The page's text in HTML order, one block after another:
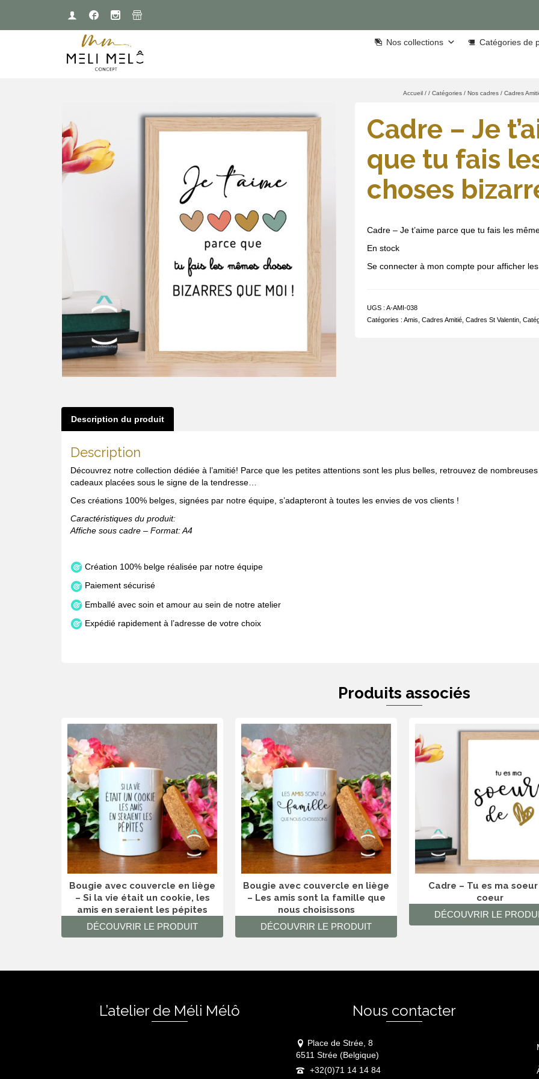
Nos collections Catégories de
Accueil / / Catégories / Nos cadres / Cadres
Cadre – Je
que tu fais
choses
Cadre – Je t’aime parce que tu fais les
En stock
Se connecter à mon compte pour afficher
UGS : A-AMI-038
Catégories : Amis Cadres Amitié, Cadres St Valentin,
Description du produit
Description
Découvrez notre collection dédiée à l’amitié! Parce que les petites attentions sont les plus belles, retrouvez de
cadeaux placées sous le signe de la tendresse…
Ces créations 100% belges, signées par notre équipe, s’adapteront à toutes les envies de vos clients !
Caractéristiques du produit:
Affiche sous cadre – Format: A4
Création 100% belge réalisée par notre équipe
Paiement sécurisé
Emballé avec soin et amour au sein de notre atelier
Expédié rapidement à l’adresse de votre choix
Produits associés
Bougie avec couvercle en liège
– Si la vie était un cookie, les
amis en seraient les pépites
DÉCOUVRIR LE PRODUIT
Bougie avec couvercle en liège
– Les amis sont la famille que
nous choisissons
DÉCOUVRIR LE PRODUIT
Cadre – Tu es ma
coeur
DÉCOUVRIR LE
L’atelier de Méli Mélô Nous contacter
Place de Strée, 8
6511 Strée (Belgique)
+32(0)71 14 14 84